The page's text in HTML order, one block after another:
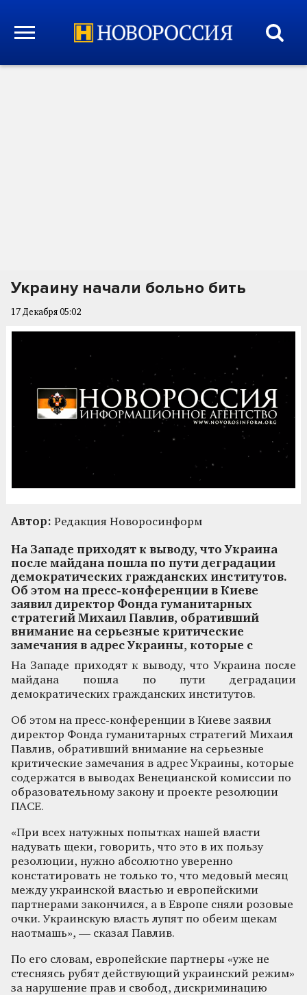
Украину начали больно бить
17 Декабря 05:02
Автор: Редакция Новоросинформ
На Западе приходят к выводу, что Украина
после майдана пошла по пути деградации
демократических гражданских институтов.
Об этом на пресс-конференции в Киеве
заявил директор Фонда гуманитарных
стратегий Михаил Павлив, обративший
внимание на серьезные критические
замечания в адрес Украины, которые с
На Западе приходят к выводу, что Украина после
майдана пошла по пути деградации
демократических гражданских институтов.
Об этом на пресс-конференции в Киеве заявил
директор Фонда гуманитарных стратегий Михаил
Павлив, обративший внимание на серьезные
критические замечания в адрес Украины, которые
содержатся в выводах Венецианской комиссии по
образовательному закону и проекте резолюции
ПАСЕ.
«При всех натужных попытках нашей власти
надувать щеки, говорить, что это в их пользу
резолюции, нужно абсолютно уверенно
констатировать не только то, что медовый месяц
между украинской властью и европейскими
партнерами закончился, а в Европе сняли розовые
очки. Украинскую власть лупят по обеим щекам
наотмашь», — сказал Павлив.
По его словам, европейские партнеры «уже не
стесняясь рубят действующий украинский режим»
за нарушение прав и свобод, дискриминацию